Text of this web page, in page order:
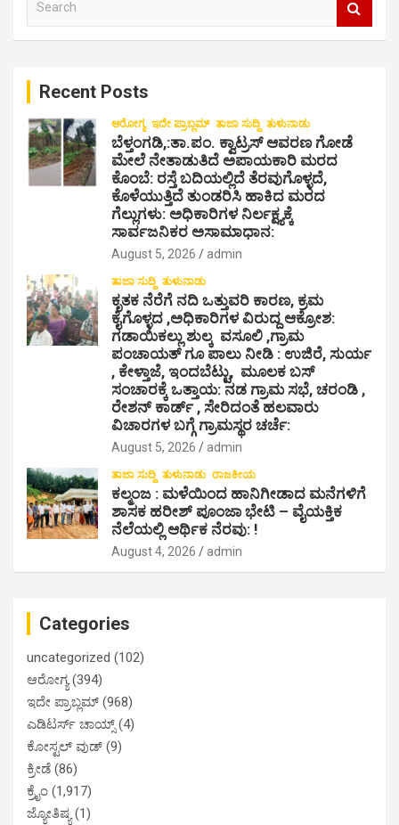
s
Recent Posts
ಆರೋಗ್ಯ ಇದೇ ಪ್ರಾಬ್ಲಮ್ ತಾಜಾ ಸುದ್ದಿ ತುಳುನಾಡು
ಬೆಳ್ತಂಗಡಿ,:ತಾ.ಪಂ‌. ಕ್ವಾಟ್ರಸ್ ಆವರಣ ಗೋಡೆ
ಮೇಲೆ ನೇತಾಡುತಿದೆ ಅಪಾಯಕಾರಿ ಮರದ
ಕೊಂಬೆ: ರಸ್ತೆ ಬದಿಯಲ್ಲಿದೆ ತೆರವುಗೊಳ್ಳದೆ,
ಕೊಳೆಯುತ್ತಿದೆ ತುಂಡರಿಸಿ ಹಾಕಿದ ಮರದ
ಗೆಲ್ಲುಗಳು: ಅಧಿಕಾರಿಗಳ ನಿರ್ಲಕ್ಷ್ಯಕ್ಕೆ
ಸಾರ್ವಜನಿಕರ ಅಸಾಮಾಧಾನ:
August 5, 2026 admin
ತಾಜಾ ಸುದ್ದಿ ತುಳುನಾಡು
ಕೃತಕ ನೆರೆಗೆ ನದಿ ಒತ್ತುವರಿ ಕಾರಣ, ಕ್ರಮ
ಕೈಗೊಳ್ಳದ ,ಅಧಿಕಾರಿಗಳ ವಿರುದ್ದ ಆಕ್ರೋಶ:
ಗಡಾಯಿಕಲ್ಲು ಶುಲ್ಕ ವಸೂಲಿ ,ಗ್ರಾಮ
ಪಂಚಾಯತ್ ಗೂ ಪಾಲು ನೀಡಿ : ಉಜಿರೆ, ಸುರ್ಯ
, ಕೇಳ್ತಾಜೆ, ಇಂದಬೆಟ್ಟು, ಮೂಲಕ ಬಸ್
ಸಂಚಾರಕ್ಕೆ ಒತ್ತಾಯ: ನಡ ಗ್ರಾಮ ಸಭೆ, ಚರಂಡಿ ,
ರೇಶನ್ ಕಾರ್ಡ್ , ಸೇರಿದಂತೆ ಹಲವಾರು
ವಿಚಾರಗಳ ಬಗ್ಗೆ ಗ್ರಾಮಸ್ಥರ ಚರ್ಚೆ:
August 5, 2026 admin
ತಾಜಾ ಸುದ್ದಿ ತುಳುನಾಡು ರಾಜಕೀಯ
ಕಲ್ಮಂಜ : ಮಳೆಯಿಂದ ಹಾನಿಗೀಡಾದ ಮನೆಗಳಿಗೆ
ಶಾಸಕ ಹರೀಶ್ ಪೂಂಜಾ ಭೇಟಿ – ವೈಯಕ್ತಿಕ
ನೆಲೆಯಲ್ಲಿ ಆರ್ಥಿಕ‌ ನೆರವು: !
August 4, 2026 admin
Categories
uncategorized (102)
ಆರೋಗ್ಯ(394)
ಇದೇ ಪ್ರಾಬ್ಲಮ್ (968)
ಎಡಿಟರ್ಸ್ ಚಾಯ್ಸ್(4)
ಕೋಸ್ಟಲ್ ವುಡ್ (9)
ಕ್ರೀಡೆ (86)
ಕ್ರೈಂ (1,917)
ಜ್ಯೋತಿಷ್ಯ(1)